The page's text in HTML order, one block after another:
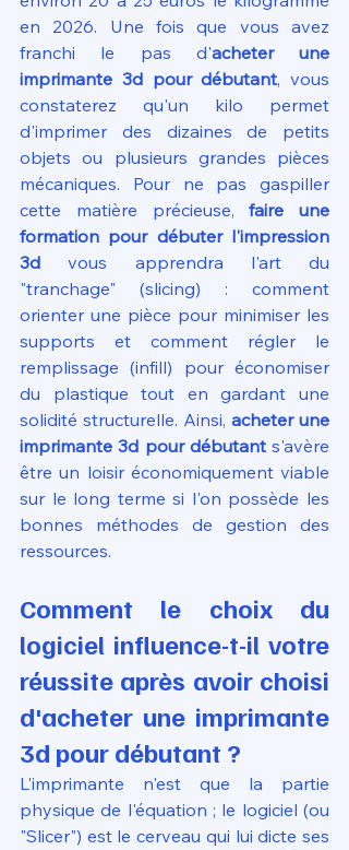
en 2026. Une fois que vous avez
franchi le pas d'acheter une
imprimante 3d pour débutant, vous
constaterez qu'un kilo permet
d'imprimer des dizaines de petits
objets ou plusieurs grandes pièces
mécaniques. Pour ne pas gaspiller
cette matière précieuse, faire une
formation pour débuter l'impression
3d vous apprendra l'art du
"tranchage" (slicing) : comment
orienter une pièce pour minimiser les
supports et comment régler le
remplissage (infill) pour économiser
du plastique tout en gardant une
solidité structurelle. Ainsi, acheter une
imprimante 3d pour débutant s'avère
être un loisir économiquement viable
sur le long terme si l'on possède les
bonnes méthodes de gestion des
ressources.
Comment le choix du
logiciel influence-t-il votre
réussite après avoir choisi
d'acheter une imprimante
3d pour débutant ?
L'imprimante n'est que la partie
physique de l'équation ; le logiciel (ou
"Slicer") est le cerveau qui lui dicte ses